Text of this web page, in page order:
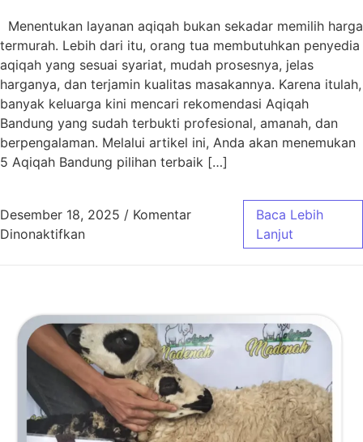
Menentukan layanan aqiqah bukan sekadar memilih harga
termurah. Lebih dari itu, orang tua membutuhkan penyedia
aqiqah yang sesuai syariat, mudah prosesnya, jelas
harganya, dan terjamin kualitas masakannya. Karena itulah,
banyak keluarga kini mencari rekomendasi Aqiqah
Bandung yang sudah terbukti profesional, amanah, dan
berpengalaman. Melalui artikel ini, Anda akan menemukan
5 Aqiqah Bandung pilihan terbaik […]
Desember 18, 2025 / Komentar
Dinonaktifkanpada 5 Aqiqah Bandung Pilihan Terbaik
Baca Lebih
Lanjut